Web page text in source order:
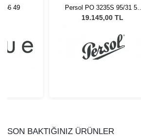
49
Persol PO 3235S 95/31 55
Unisex Güneş Gözlüğü
19.145,00 TL
SON BAKTIĞINIZ ÜRÜNLER